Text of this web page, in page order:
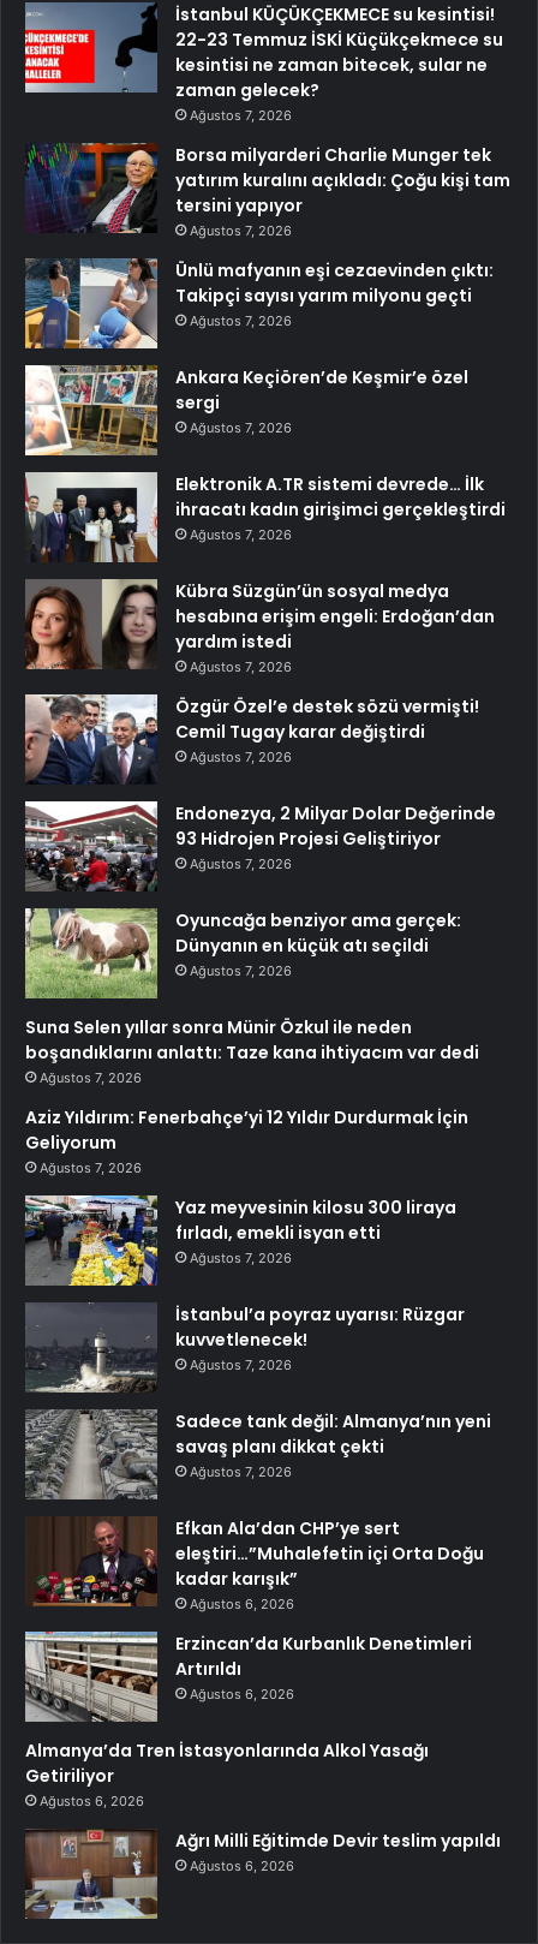
İstanbul KÜÇÜKÇEKMECE su kesintisi!
22-23 Temmuz İSKİ Küçükçekmece su
kesintisi ne zaman bitecek, sular ne
zaman gelecek?
Ağustos 7, 2026
Borsa milyarderi Charlie Munger tek
yatırım kuralını açıkladı: Çoğu kişi tam
tersini yapıyor
Ağustos 7, 2026
Ünlü mafyanın eşi cezaevinden çıktı:
Takipçi sayısı yarım milyonu geçti
Ağustos 7, 2026
Ankara Keçiören’de Keşmir’e özel
sergi
Ağustos 7, 2026
Elektronik A.TR sistemi devrede… İlk
ihracatı kadın girişimci gerçekleştirdi
Ağustos 7, 2026
Kübra Süzgün’ün sosyal medya
hesabına erişim engeli: Erdoğan’dan
yardım istedi
Ağustos 7, 2026
Özgür Özel’e destek sözü vermişti!
Cemil Tugay karar değiştirdi
Ağustos 7, 2026
Endonezya, 2 Milyar Dolar Değerinde
93 Hidrojen Projesi Geliştiriyor
Ağustos 7, 2026
Oyuncağa benziyor ama gerçek:
Dünyanın en küçük atı seçildi
Ağustos 7, 2026
Suna Selen yıllar sonra Münir Özkul ile neden
boşandıklarını anlattı: Taze kana ihtiyacım var dedi
Ağustos 7, 2026
Aziz Yıldırım: Fenerbahçe’yi 12 Yıldır Durdurmak İçin
Geliyorum
Ağustos 7, 2026
Yaz meyvesinin kilosu 300 liraya
fırladı, emekli isyan etti
Ağustos 7, 2026
İstanbul’a poyraz uyarısı: Rüzgar
kuvvetlenecek!
Ağustos 7, 2026
Sadece tank değil: Almanya’nın yeni
savaş planı dikkat çekti
Ağustos 7, 2026
Efkan Ala’dan CHP’ye sert
eleştiri…”Muhalefetin içi Orta Doğu
kadar karışık”
Ağustos 6, 2026
Erzincan’da Kurbanlık Denetimleri
Artırıldı
Ağustos 6, 2026
Almanya’da Tren İstasyonlarında Alkol Yasağı
Getiriliyor
Ağustos 6, 2026
Ağrı Milli Eğitimde Devir teslim yapıldı
Ağustos 6, 2026